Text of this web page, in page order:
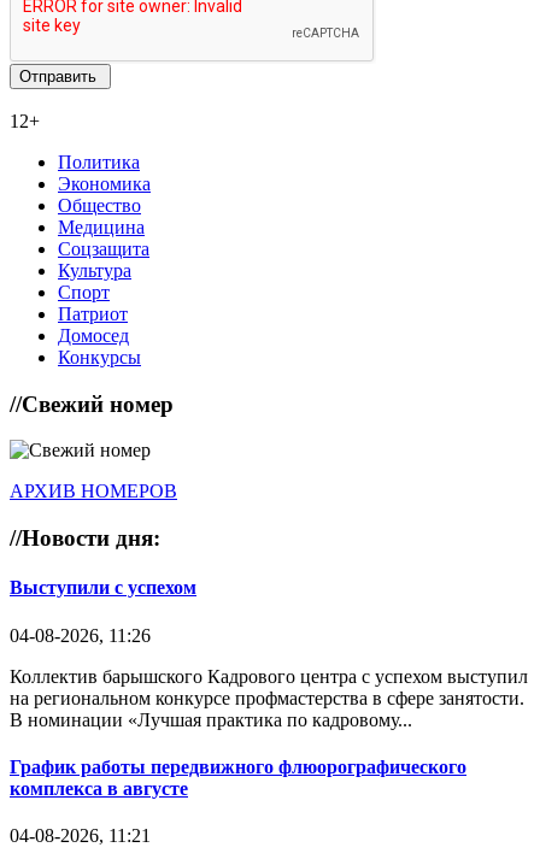
12+
Политика
Экономика
Общество
Медицина
Соцзащита
Культура
Спорт
Патриот
Домосед
Конкурсы
//Свежий номер
АРХИВ НОМЕРОВ
//Новости дня:
Выступили с успехом
04-08-2026, 11:26
Коллектив барышского Кадрового центра с успехом выступил
на региональном конкурсе профмастерства в сфере занятости.
В номинации «Лучшая практика по кадровому...
График работы передвижного флюорографического
комплекса в августе
04-08-2026, 11:21